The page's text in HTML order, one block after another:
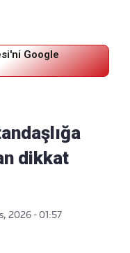
Google
dikkat
2026 - 01:57